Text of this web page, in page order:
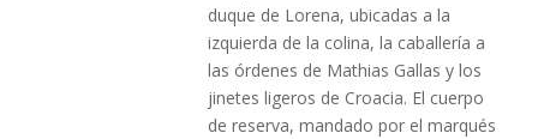
duque de Lorena, ubicadas a la
izquierda de la colina, la caballería a
las órdenes de Mathias Gallas y los
jinetes ligeros de Croacia. El cuerpo
de reserva, mandado por el marqués